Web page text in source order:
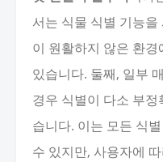
서는 식물 식별 기능
이 원활하지 않은 환
있습니다. 둘째, 일부
경우 식별이 다소 부
습니다. 이는 모든 식
수 있지만, 사용자에